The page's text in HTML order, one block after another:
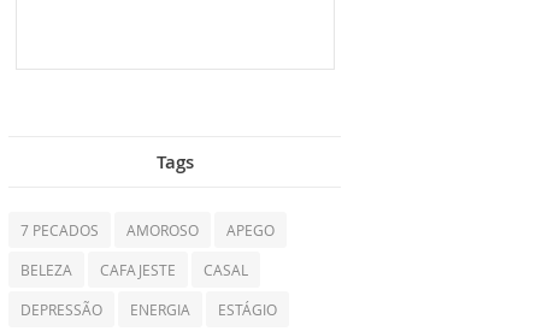
Tags
7 PECADOS AMOROSO APEGO
BELEZA CAFAJESTE CASAL
DEPRESSÃO ENERGIA ESTÁGIO